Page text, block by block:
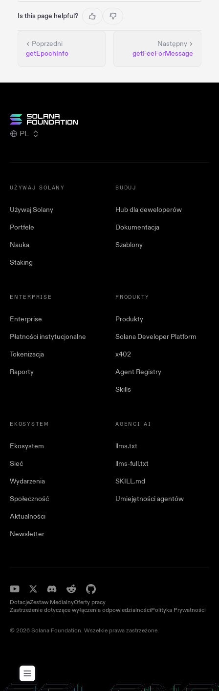
Is this page helpful?
Poprzedni
getEpochInfo
Następny
getFeeForMessage
PL
UŻYWAJ SOLANY
Używaj Solany
Portfele
Nauka
Staking
BUDUJ
Hub dla deweloperów
Dokumentacja
Szablony
ENTERPRISE
Enterprise
Płatności instytucjonalne
Tokenizacja
Raporty
PRODUKTY
Produkty
Solana Developer Platform
x402
Agent Registry
Skills
EKOSYSTEM
Ekosystem
Sieć
Wydarzenia
Społeczność
Aktualności
Newsletter
AGENCI AI
llms.txt
llms-full.txt
SKILL.md
Umiejętności agentów
DotacjeZestaw MedialnyOferty pracy
Zastrzeżenie dotyczące wyłączenia odpowiedzialnościPolityka Prywatności
© 2026 Solana Foundation. Wszelkie prawa zastrzeżone.